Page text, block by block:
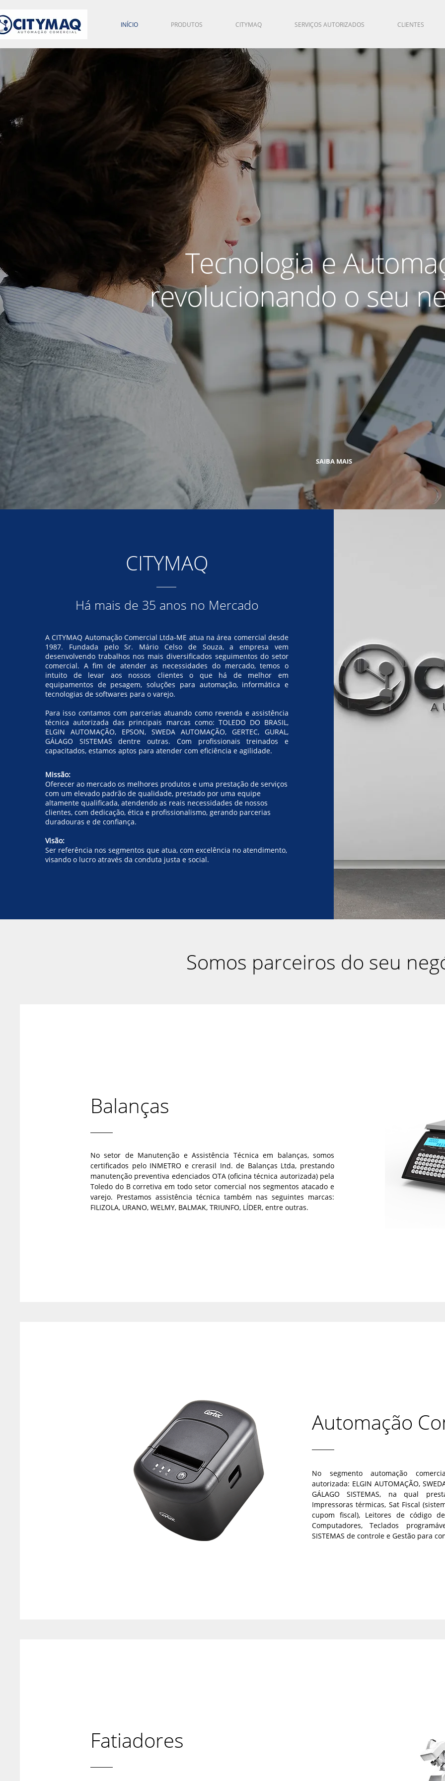
INÍCIO PRODUTOS CITYMAQ SERVIÇOS AUTORIZADOS CLIENTES
Tecnologia e
revolucionando o seu
SAIBA MAIS
CITYMAQ
Há mais de 35 anos no Mercado
A CITYMAQ Automação Comercial Ltda-ME atua na área comercial desde
1987. Fundada pelo Sr. Mário Celso de Souza, a empresa vem
desenvolvendo trabalhos nos mais diversificados seguimentos do setor
comercial. A fim de atender as necessidades do mercado, temos o
intuito de levar aos nossos clientes o que há de melhor em
equipamentos de pesagem, soluções para automação, informática e
tecnologias de softwares para o varejo.
Para isso contamos com parcerias atuando como revenda e assistência
técnica autorizada das principais marcas como: TOLEDO DO BRASIL,
ELGIN AUTOMAÇÃO, EPSON, SWEDA AUTOMAÇÃO, GERTEC, GURAL,
GÁLAGO SISTEMAS dentre outras. Com profissionais treinados e
capacitados, estamos aptos para atender com eficiência e agilidade.
Missão:
Oferecer ao mercado os melhores produtos e uma prestação de serviços
com um elevado padrão de qualidade, prestado por uma equipe
altamente qualificada, atendendo as reais necessidades de nossos
clientes, com dedicação, ética e profissionalismo, gerando parcerias
duradouras e de confiança.
Visão:
Ser referência nos segmentos que atua, com excelência no atendimento,
visando o lucro através da conduta justa e social.
Somos parceiros do seu
Balanças
No setor de Manutenção e Assistência Técnica em balanças, somos
certificados pelo INMETRO e crerasil Ind. de Balanças Ltda, prestando
manutenção preventiva edenciados OTA (oficina técnica autorizada) pela
Toledo do B corretiva em todo setor comercial nos segmentos atacado e
varejo. Prestamos assistência técnica também nas seguintes marcas:
FILIZOLA, URANO, WELMY, BALMAK, TRIUNFO, LÍDER, entre outras.
Automação
No segmento automação
autorizada: ELGIN AUTOMAÇÃO,
GÁLAGO SISTEMAS, na qual
Impressoras térmicas, Sat Fiscal
cupom fiscal), Leitores de código
Computadores, Teclados
SISTEMAS de controle e Gestão para
Fatiadores